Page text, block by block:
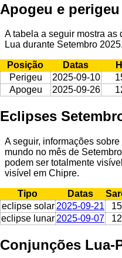
Apogeu e
A tabela a seguir mostra
Lua durante Setembro 2025.
Posição Datas
Perigeu
2025-09-10
Apogeu
2025-09-26
Eclipses
A seguir, informações
mundo no mês de
podem ser totalmente
visível em Chipre.
Tipo Datas
eclipse solar 2025-09-21
eclipse lunar 2025-09-07
Conjunções Lua-